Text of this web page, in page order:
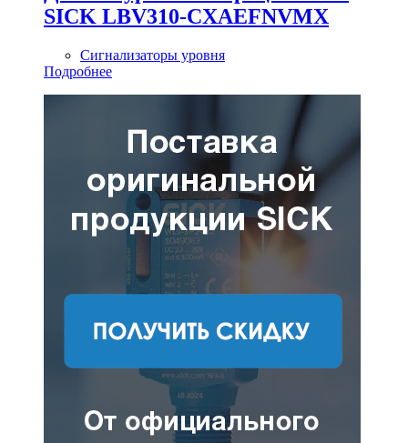
SICK LBV310-CXAEFNVMX
Сигнализаторы уровня
Подробнее